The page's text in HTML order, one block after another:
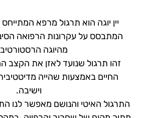
יין יוגה הוא תרגול מרפא
המתבסס על עקרונות הרפואה
מהיוגה
זהו תרגול שנועד לאזן את הקצב
החיים באמצעות שהייה
וישיבה.
התרגול האיטי והנושם מאפשר לנו